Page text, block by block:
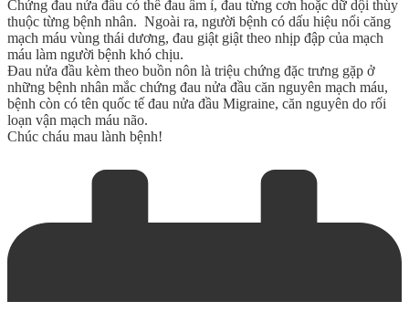
Chứng đau nửa đầu có thể đau âm ỉ, đau từng cơn hoặc dữ dội thùy
thuộc từng bệnh nhân. Ngoài ra, người bệnh có dấu hiệu nổi căng
mạch máu vùng thái dương, đau giật giật theo nhịp đập của mạch
máu làm người bệnh khó chịu.
Đau nửa đầu kèm theo buồn nôn là triệu chứng đặc trưng gặp ở
những bệnh nhân mắc chứng đau nửa đầu căn nguyên mạch máu,
bệnh còn có tên quốc tế đau nửa đầu Migraine, căn nguyên do rối
loạn vận mạch máu não.
Chúc cháu mau lành bệnh!